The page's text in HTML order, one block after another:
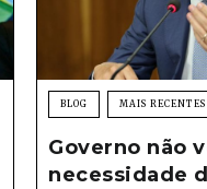
BLOG MAIS RECENTES
Governo não
necessidade